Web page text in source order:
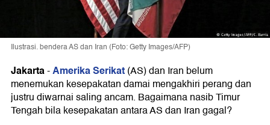
Ilustrasi. bendera AS dan Iran (Foto: Getty Images/AFP)
Jakarta-Amerika Serikat(AS) dan Iran belum
menemukan kesepakatan damai mengakhiri perang dan
justru diwarnai saling ancam. Bagaimana nasib Timur
Tengah bila kesepakatan antara AS dan Iran gagal?